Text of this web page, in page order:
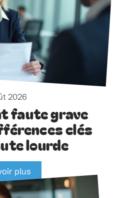
2026
faute grave
clés
lourde
plus